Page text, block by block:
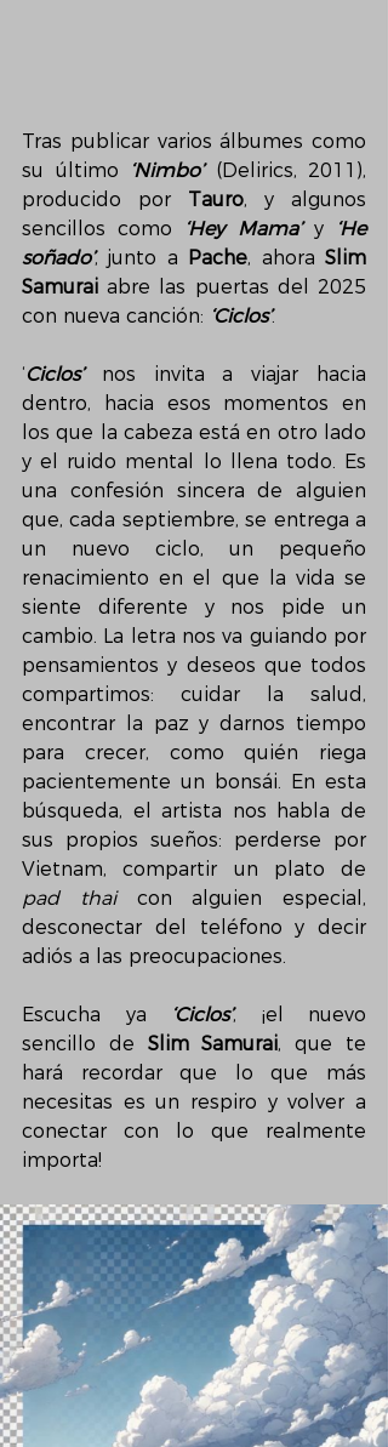
Tras publicar varios álbumes como
su último
‘Nimbo’ (Delirics, 2011),
producido por Tauro, y algunos
sencillos como
‘Hey Mama’ y
‘He
soñado’, junto a Pache, ahora Slim
Samurai abre las puertas del 2025
con nueva canción: ‘Ciclos’.
‘Ciclos’ nos invita a viajar hacia
dentro, hacia esos momentos en
los que la cabeza está en otro lado
y el ruido mental lo llena todo. Es
una confesión sincera de alguien
que, cada septiembre, se entrega a
un nuevo ciclo, un pequeño
renacimiento en el que la vida se
siente diferente y nos pide un
cambio. La letra nos va guiando por
pensamientos y deseos que todos
compartimos: cuidar la salud,
encontrar la paz y darnos tiempo
para crecer, como quién riega
pacientemente un bonsái. En esta
búsqueda, el artista nos habla de
sus propios sueños: perderse por
pad thai con alguien especial,
desconectar del teléfono y decir
adiós a las preocupaciones.
Escucha ya ‘Ciclos’, ¡el nuevo
sencillo de Slim Samurai, que te
hará recordar que lo que más
necesitas es un respiro y volver a
conectar con lo que realmente
importa!